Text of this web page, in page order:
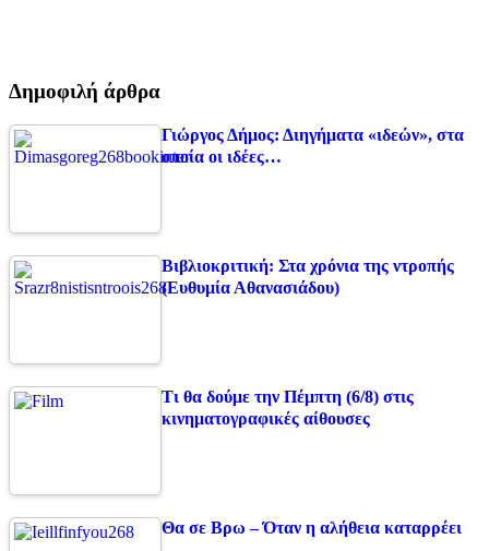
Δημοφιλή άρθρα
Γιώργος Δήμος: Διηγήματα «ιδεών», στα
οποία οι ιδέες…
Βιβλιοκριτική: Στα χρόνια της ντροπής
(Ευθυμία Αθανασιάδου)
Τι θα δούμε την Πέμπτη (6/8) στις
κινηματογραφικές αίθουσες
Θα σε Βρω – Όταν η αλήθεια καταρρέει